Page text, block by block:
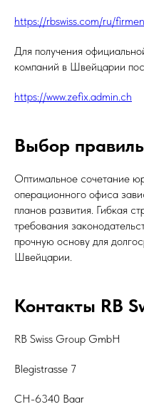
https://rbswiss.com/ru/
Для получения
компаний в Швейцарии
https://www.zefix.admin.ch
Выбор
Оптимальное сочетание
операционного офиса
планов развития. Гибкая
требования
прочную основу для
Швейцарии.
Контакты RB
RB Swiss Group GmbH
Blegistrasse 7
CH-6340 Baar